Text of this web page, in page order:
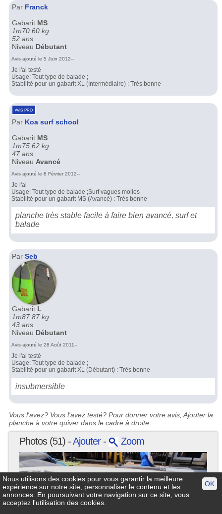
Par Franck
Gabarit MS
1m70 60 kg.
52 ans
Niveau Débutant
Avis ajouté le 5 Juin 2012--
Je l'ai testé
Usage: Tout type de balade ;
Stabilité pour un gabarit XL (Intermédiaire) : Très bonne
avis pro
Par Koa surf school
Gabarit MS
1m75 62 kg.
47 ans
Niveau Avancé
Avis ajouté le 8 Février 2012--
Je l'ai
Usage: Tout type de balade ;Surf vagues molles
Stabilité pour un gabarit MS (Avancé) : Très bonne
planche très stable facile à faire bien avancé, surf et
balade
Par Seb
Gabarit L
1m87 87 kg.
43 ans
Niveau Débutant
Avis ajouté le 28 Août 2011--
Je l'ai testé
Usage: Tout type de balade ;
Stabilité pour un gabarit XL (Débutant) : Très bonne
insubmersible
Vous l'avez? Vous l'avez testé? Pour donner votre avis, Ajouter la
planche à votre quiver dans le cadre à droite.
Photos (51) -Ajouter- Zoom
OK
Nous utilisons des cookies pour vous garantir la meilleure
expérience sur notre site, personnaliser le contenu et les
annonces. En poursuivant votre navigation sur ce site, vous
acceptez l'utilisation des cookies.